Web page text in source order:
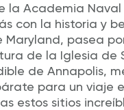
la Academia
con la historia y
Maryland, pasea
de la Iglesia de
de Annapolis,
para un viaje
estos sitios